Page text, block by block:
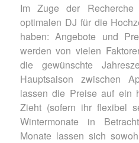
Im Zuge der
optimalen DJ für die
haben: Angebote und
werden von vielen
die gewünschte
Hauptsaison zwischen
lassen die Preise auf ein
Zieht (sofern ihr flexibel
Wintermonate in
Monate lassen sich